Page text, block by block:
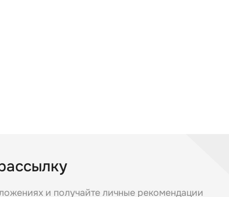
и получайте личные рекомендации